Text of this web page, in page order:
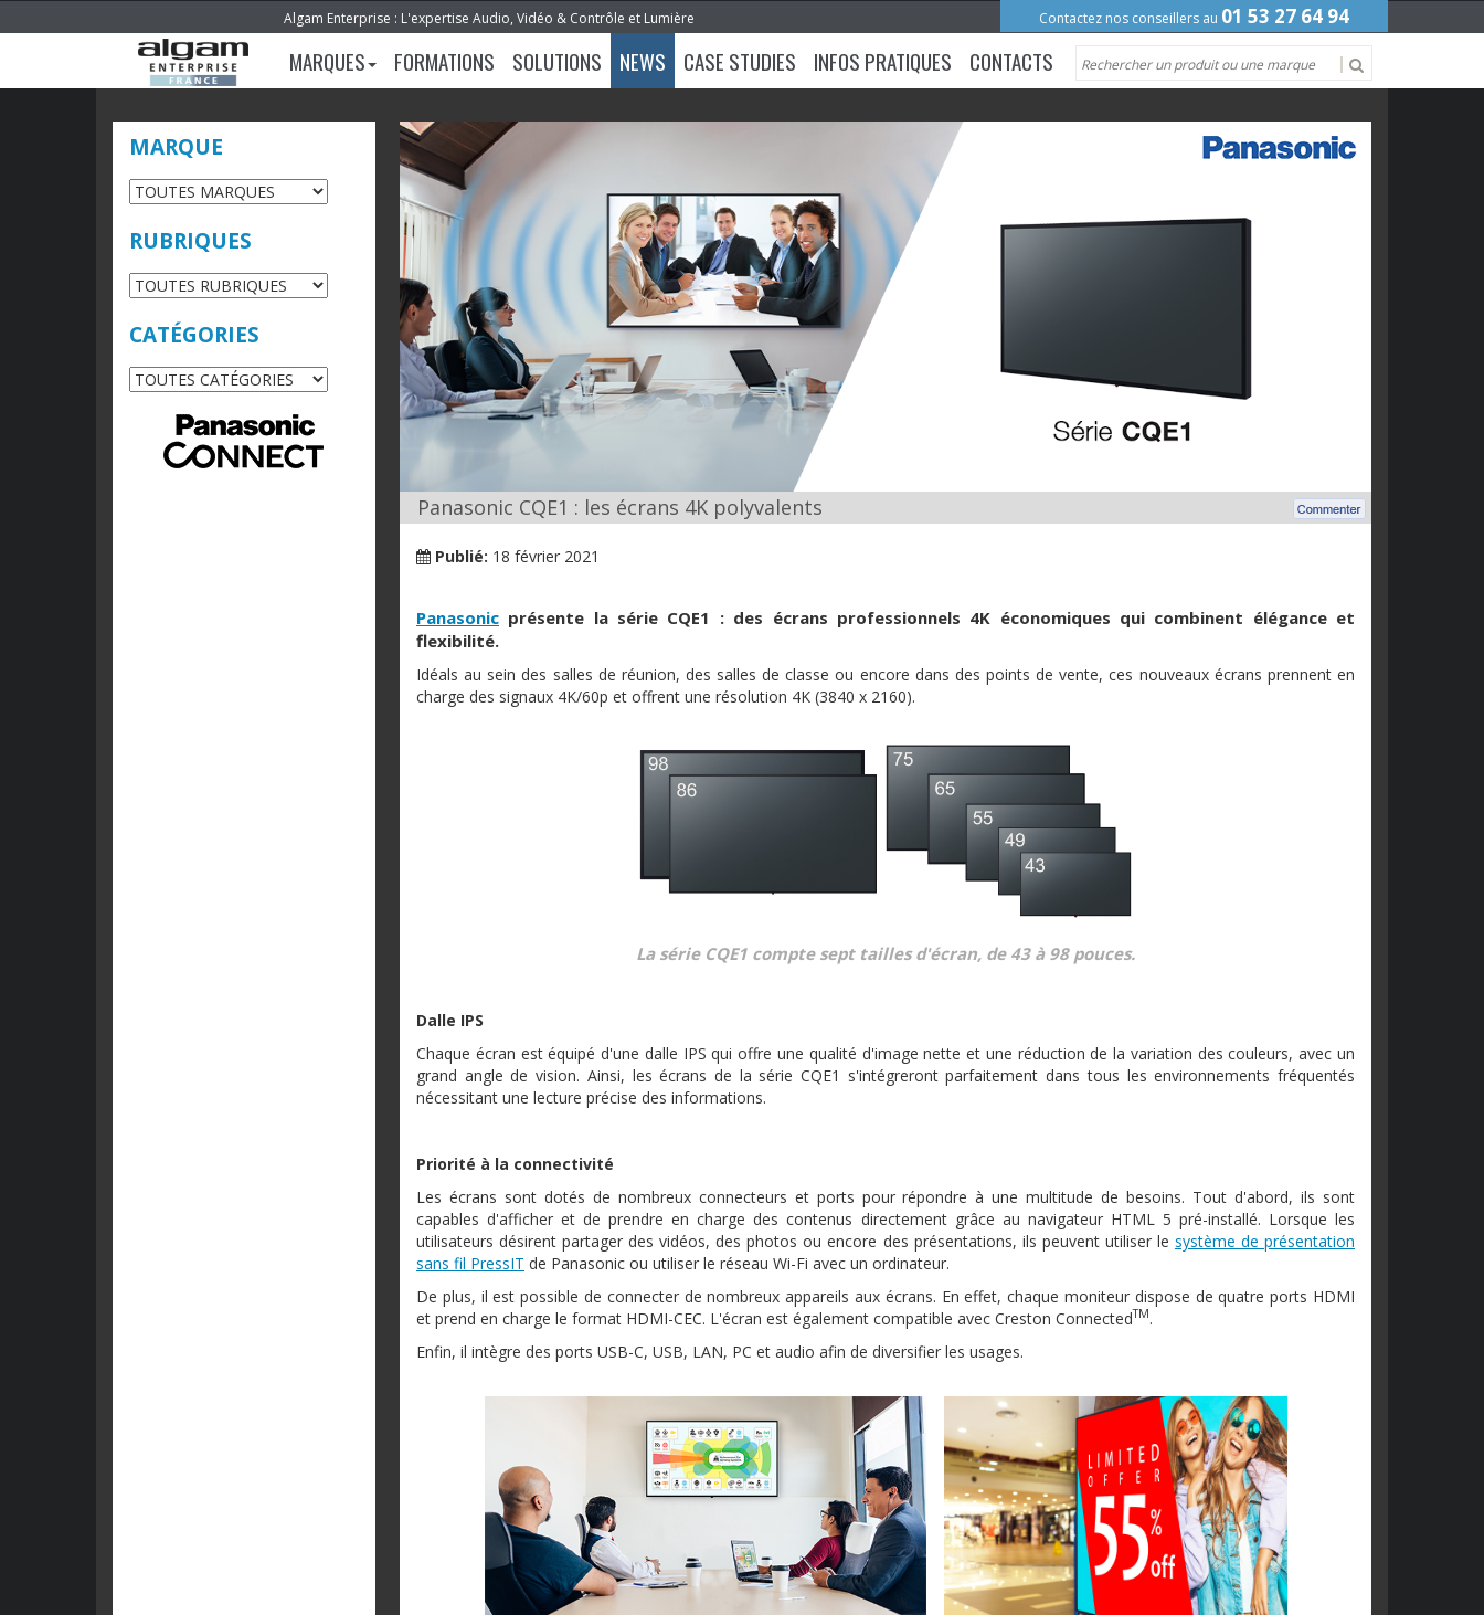
Algam Enterprise : L'expertise Audio, Vidéo & Contrôle et Lumière Contactez nos conseillers au 01 53 27 64 94
MARQUES FORMATIONS SOLUTIONS NEWS CASE STUDIES INFOS PRATIQUES CONTACTS
MARQUE
RUBRIQUES
CATÉGORIES
Panasonic CQE1 : les écrans 4K polyvalents
Publié: 18 février 2021
Panasonic présente la série CQE1 : des écrans professionnels 4K économiques qui combinent élégance et
flexibilité.
Idéals au sein des salles de réunion, des salles de classe ou encore dans des points de vente, ces nouveaux écrans prennent en
charge des signaux 4K/60p et offrent une résolution 4K (3840 x 2160).
La série CQE1 compte sept tailles d'écran, de 43 à 98 pouces.
Dalle IPS
Chaque écran est équipé d'une dalle IPS qui offre une qualité d'image nette et une réduction de la variation des couleurs, avec un
grand angle de vision. Ainsi, les écrans de la série CQE1 s'intégreront parfaitement dans tous les environnements fréquentés
nécessitant une lecture précise des informations.
Priorité à la connectivité
Les écrans sont dotés de nombreux connecteurs et ports pour répondre à une multitude de besoins. Tout d'abord, ils sont
capables d'afficher et de prendre en charge des contenus directement grâce au navigateur HTML 5 pré-installé. Lorsque les
utilisateurs désirent partager des vidéos, des photos ou encore des présentations, ils peuvent utiliser le système de présentation
sans fil PressIT de Panasonic ou utiliser le réseau Wi-Fi avec un ordinateur.
De plus, il est possible de connecter de nombreux appareils aux écrans. En effet, chaque moniteur dispose de quatre ports HDMI
et prend en charge le format HDMI-CEC. L'écran est également compatible avec Creston ConnectedTM.
Enfin, il intègre des ports USB-C, USB, LAN, PC et audio afin de diversifier les usages.